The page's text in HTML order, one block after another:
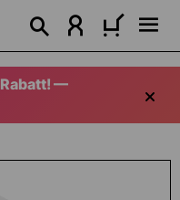
Rabatt! —